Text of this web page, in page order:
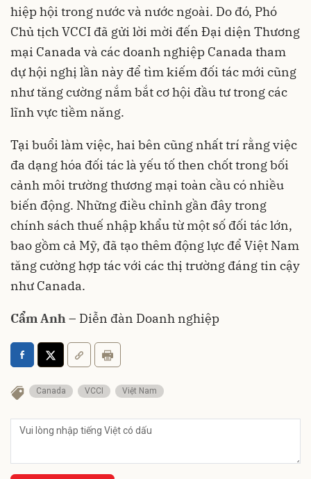
hiệp hội trong nước và nước ngoài. Do đó, Phó
Chủ tịch VCCI đã gửi lời mời đến Đại diện Thương
mại Canada và các doanh nghiệp Canada tham
dự hội nghị lần này để tìm kiếm đối tác mới cũng
như tăng cường nắm bắt cơ hội đầu tư trong các
lĩnh vực tiềm năng.
Tại buổi làm việc, hai bên cũng nhất trí rằng việc
đa dạng hóa đối tác là yếu tố then chốt trong bối
cảnh môi trường thương mại toàn cầu có nhiều
biến động. Những điều chỉnh gần đây trong
chính sách thuế nhập khẩu từ một số đối tác lớn,
bao gồm cả Mỹ, đã tạo thêm động lực để Việt Nam
tăng cường hợp tác với các thị trường đáng tin cậy
như Canada.
Cẩm Anh– Diễn đàn Doanh nghiệp
Canada VCCI Việt Nam